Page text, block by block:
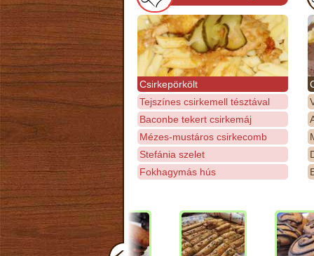
Csirkepörkölt
Tejszínes csirkemell tésztával
Baconbe tekert csirkemáj
Mézes-mustáros csirkecomb
Stefánia szelet
Fokhagymás hús